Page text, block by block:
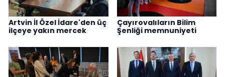
Artvin İl Özel İdare'den üç
ilçeye yakın mercek
Çayırovalıların Bilim
Şenliği memnuniyeti